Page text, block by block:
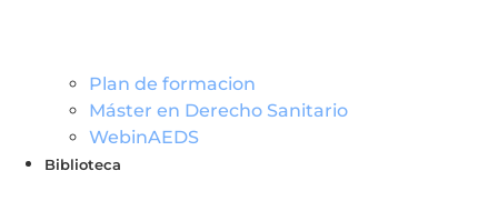
Plan de formacion
Máster en Derecho Sanitario
WebinAEDS
Biblioteca